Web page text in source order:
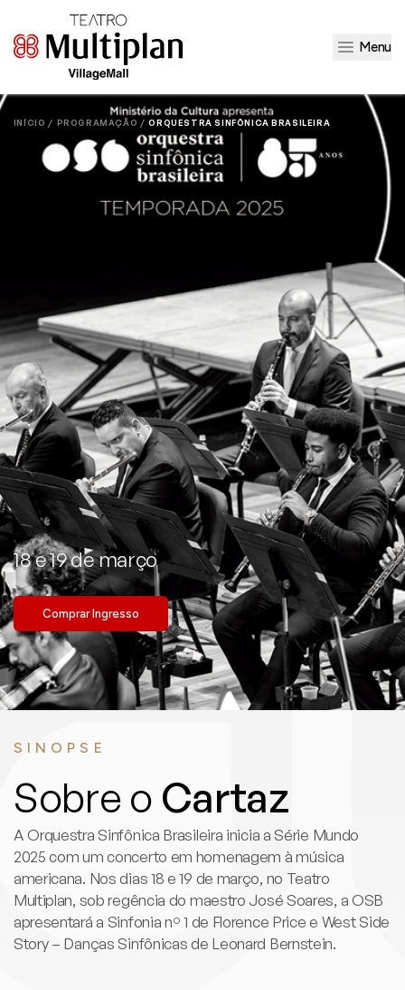
Menu
INÍCIO / PROGRAMAÇÃO / ORQUESTRA SINFÔNICA BRASILEIRA
18 e 19 de março
Comprar Ingresso
SINOPSE
Sobre o Cartaz
A Orquestra Sinfônica Brasileira inicia a Série Mundo
2025 com um concerto em homenagem à música
americana. Nos dias 18 e 19 de março, no Teatro
Multiplan, sob regência do maestro José Soares, a OSB
apresentará a Sinfonia nº 1 de Florence Price e West Side
Story – Danças Sinfônicas de Leonard Bernstein.